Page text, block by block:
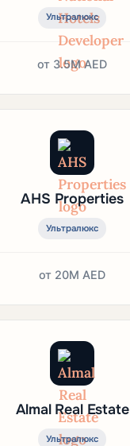
Ультралюкс
от 3.5M AED
AHS Properties
Ультралюкс
от 20M AED
Almal Real Estate
Ультралюкс